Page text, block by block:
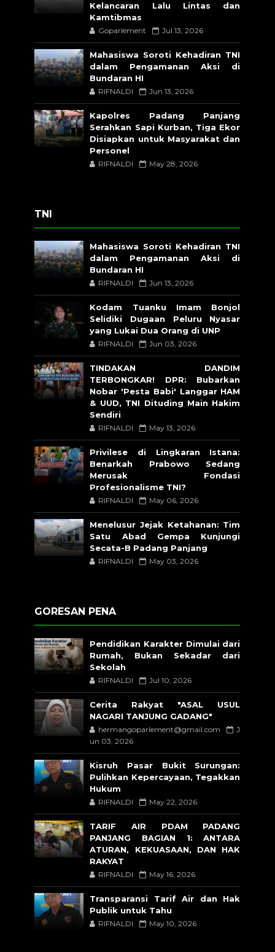
Kelancaran Lalu Lintas dan
Kamtibmas
Goparlement Jul 13, 2026
Mahasiswa Soroti Kehadiran TNI
dalam Pengamanan Aksi di
Bundaran HI
RIFNALDI Jun 13, 2026
Kapolres Padang Panjang
Serahkan Sapi Kurban, Tiga Ekor
Disiapkan untuk Masyarakat dan
Personel
RIFNALDI May 28, 2026
TNI
Mahasiswa Soroti Kehadiran TNI
dalam Pengamanan Aksi di
Bundaran HI
RIFNALDI Jun 13, 2026
Kodam Tuanku Imam Bonjol
Selidiki Dugaan Peluru Nyasar
yang Lukai Dua Orang di UNP
RIFNALDI Jun 03, 2026
TINDAKAN DANDIM
TERBONGKAR! DPR: Bubarkan
Nobar 'Pesta Babi' Langgar HAM
& UUD, TNI Dituding Main Hakim
Sendiri
RIFNALDI May 13, 2026
Privilese di Lingkaran Istana:
Benarkah Prabowo Sedang
Merusak Fondasi
Profesionalisme TNI?
RIFNALDI May 06, 2026
Menelusur Jejak Ketahanan: Tim
Satu Abad Gempa Kunjungi
Secata-B Padang Panjang
RIFNALDI May 03, 2026
GORESAN PENA
Pendidikan Karakter Dimulai dari
Rumah, Bukan Sekadar dari
Sekolah
RIFNALDI Jul 10, 2026
Cerita Rakyat "ASAL USUL
NAGARI TANJUNG GADANG"
hermangoparlement@gmail.com
J
un 03, 2026
Kisruh Pasar Bukit Surungan:
Pulihkan Kepercayaan, Tegakkan
Hukum
RIFNALDI May 22, 2026
TARIF AIR PDAM PADANG
PANJANG BAGIAN 1: ANTARA
ATURAN, KEKUASAAN, DAN HAK
RAKYAT
RIFNALDI May 16, 2026
Transparansi Tarif Air dan Hak
Publik untuk Tahu
RIFNALDI May 10, 2026